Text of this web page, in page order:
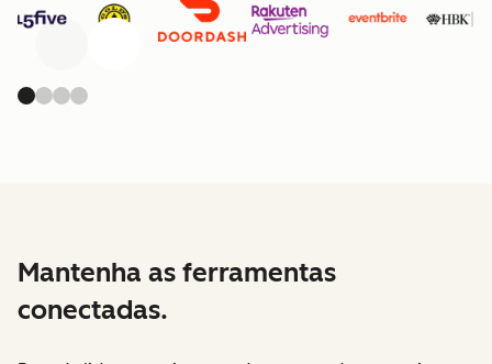
Mantenha as ferramentas
conectadas.